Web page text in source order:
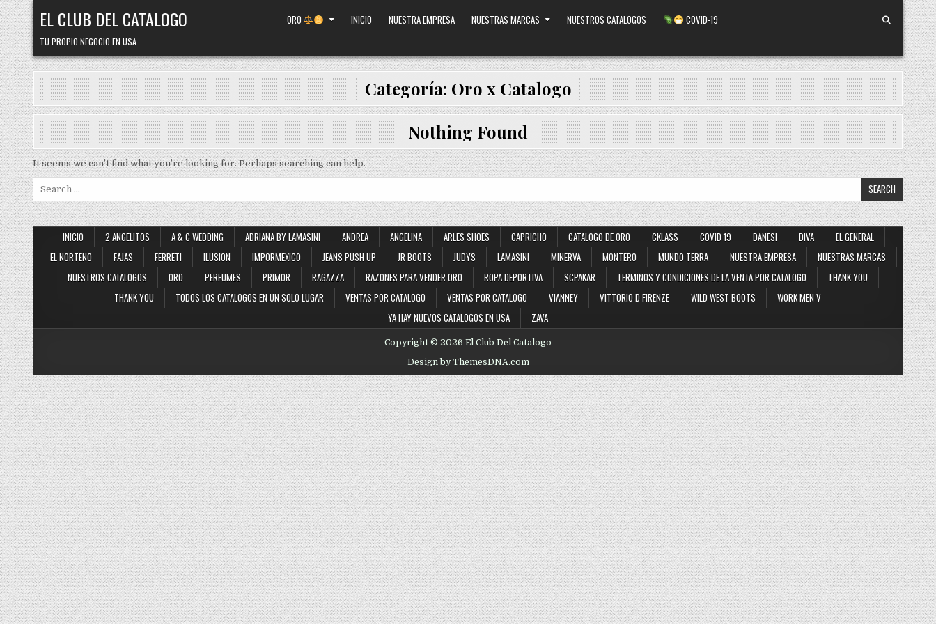
Skip
to
content
EL CLUB DEL CATALOGO
TU PROPIO NEGOCIO EN USA
ORO INICIO NUESTRA EMPRESA NUESTRAS MARCAS NUESTROS CATALOGOS COVID-19
Categoría: Oro x Catalogo
Nothing Found
It seems we can’t find what you’re looking for. Perhaps searching can help.
Search
for:
INICIO 2 ANGELITOS A & C WEDDING ADRIANA BY LAMASINI ANDREA ANGELINA ARLES SHOES CAPRICHO CATALOGO DE ORO CKLASS COVID 19 DANESI DIVA
EL GENERAL
EL NORTENO
FAJAS FERRETI ILUSION IMPORMEXICO JEANS PUSH UP JR BOOTS JUDYS LAMASINI MINERVA MONTERO MUNDO TERRA NUESTRA EMPRESA
NUESTRAS MARCAS
NUESTROS CATALOGOS
ORO PERFUMES PRIMOR RAGAZZA RAZONES PARA VENDER ORO ROPA DEPORTIVA SCPAKAR TERMINOS Y CONDICIONES DE LA VENTA POR CATALOGO
THANK YOU
THANK YOU
TODOS LOS CATALOGOS EN UN SOLO LUGAR VENTAS POR CATALOGO VENTAS POR CATALOGO VIANNEY VITTORIO D FIRENZE WILD WEST BOOTS
WORK MEN V
YA HAY NUEVOS CATALOGOS EN USA
ZAVA
Copyright © 2026 El Club Del Catalogo
Design by ThemesDNA.com